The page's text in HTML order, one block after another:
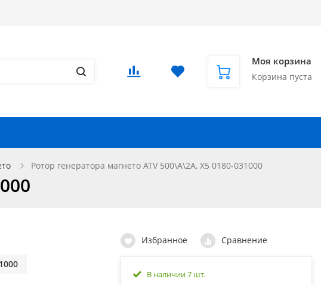
Моя корзина
Корзина пуста
Ротор генератора магнето ATV 500\A\2A, X5 0180-031000
Избранное Сравнение
В наличии 7 шт.